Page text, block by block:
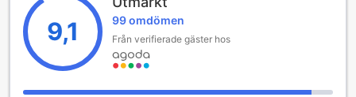
- maximum parking for 3 cars
- Smart TV 4 Internet Player Free satellite navigation.
- 10 towels
- 6 bottles of water
- Games Toys
- Snooker table
9,1 99 omdömen
Från verifierade gäster hos